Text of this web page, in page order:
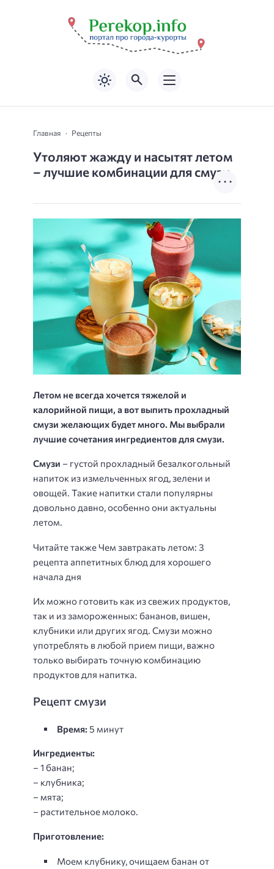
Главная Рецепты
Утоляют жажду и насытят летом
– лучшие комбинации для смузи
Летом не всегда хочется тяжелой и
калорийной пищи, а вот выпить прохладный
смузи желающих будет много. Мы выбрали
лучшие сочетания ингредиентов для смузи.
Смузи – густой прохладный безалкогольный
напиток из измельченных ягод, зелени и
овощей. Такие напитки стали популярны
довольно давно, особенно они актуальны
летом.
Читайте также Чем завтракать летом: 3
рецепта аппетитных блюд для хорошего
начала дня
Их можно готовить как из свежих продуктов,
так и из замороженных: бананов, вишен,
клубники или других ягод. Смузи можно
употреблять в любой прием пищи, важно
только выбирать точную комбинацию
продуктов для напитка.
Рецепт смузи
Время: 5 минут
Ингредиенты:
– 1 банан;
– клубника;
– мята;
– растительное молоко.
Приготовление:
Моем клубнику, очищаем банан от